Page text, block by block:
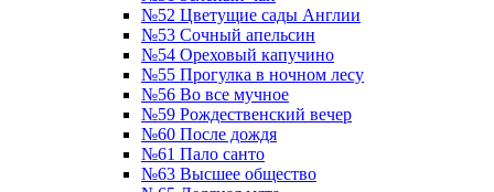
№52 Цветущие сады Англии
№53 Сочный апельсин
№54 Ореховый капучино
№55 Прогулка в ночном лесу
№56 Во все мучное
№59 Рождественский вечер
№60 После дождя
№61 Пало санто
№63 Высшее общество